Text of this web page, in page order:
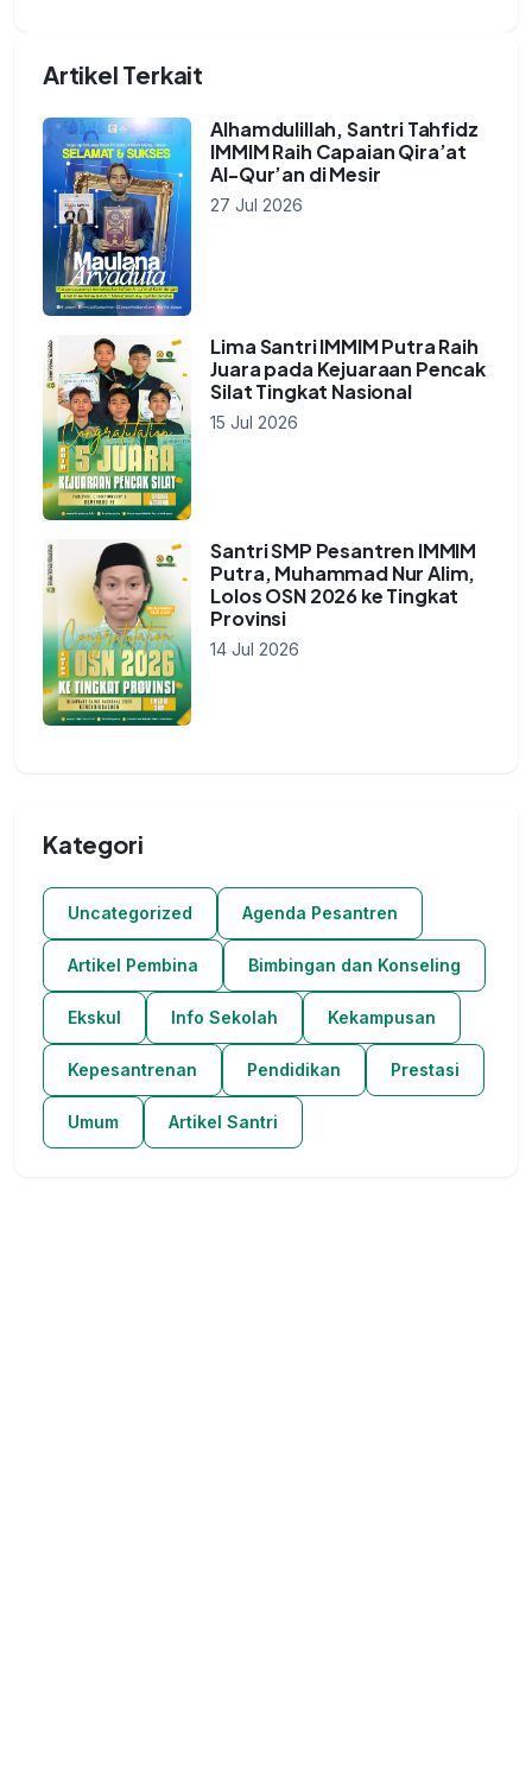
Artikel Terkait
Alhamdulillah, Santri Tahfidz
IMMIM Raih Capaian Qira’at
Al-Qur’an di Mesir
27 Jul 2026
Lima Santri IMMIM Putra Raih
Juara pada Kejuaraan Pencak
Silat Tingkat Nasional
15 Jul 2026
Santri SMP Pesantren IMMIM
Putra, Muhammad Nur Alim,
Lolos OSN 2026 ke Tingkat
Provinsi
14 Jul 2026
Kategori
Uncategorized Agenda Pesantren
Artikel Pembina Bimbingan dan Konseling
Ekskul Info Sekolah Kekampusan
Kepesantrenan Pendidikan Prestasi
Umum Artikel Santri